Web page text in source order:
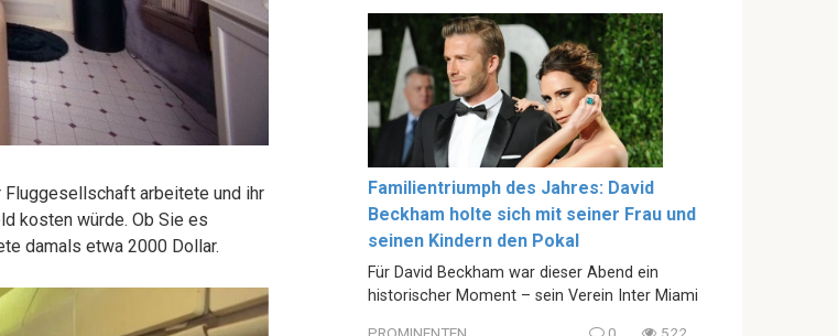
Fluggesellschaft arbeitete und ihr
kosten würde. Ob Sie es
damals etwa 2000 Dollar.
Familientriumph des Jahres: David
Beckham holte sich mit seiner Frau und
seinen Kindern den Pokal
Für David Beckham war dieser Abend ein
historischer Moment – sein Verein Inter Miami
PROMINENTEN 0 522